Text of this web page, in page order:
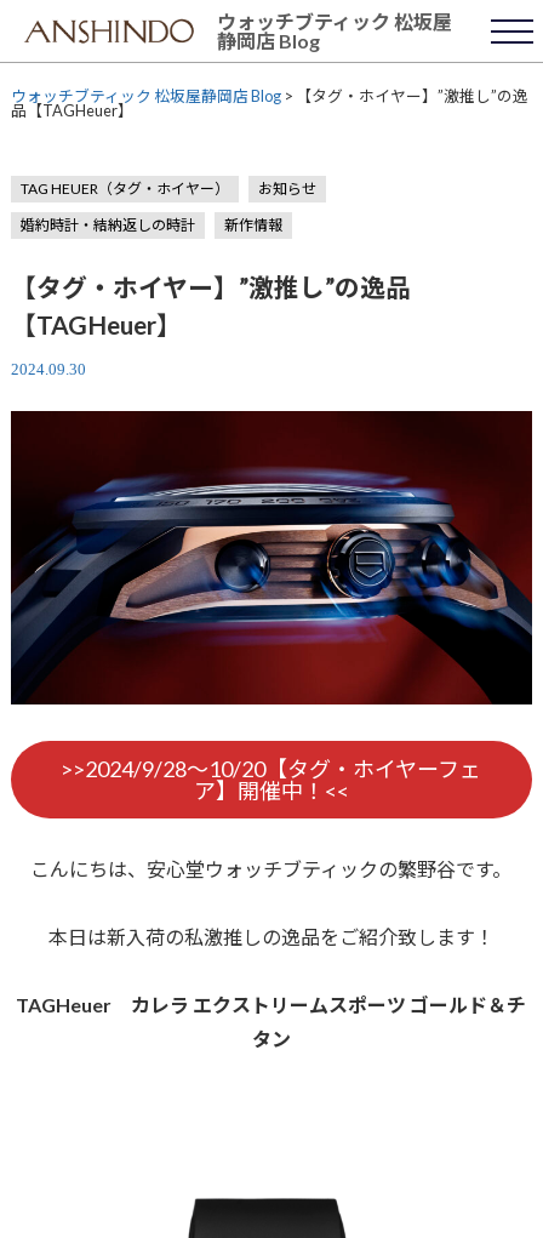
content
ウォッチブティック 松坂屋
静岡店 Blog
ウォッチブティック 松坂屋静岡店 Blog> 【タグ・ホイヤー】”激推し”の逸
品【TAGHeuer】
TAG HEUER（タグ・ホイヤー）
お知らせ
婚約時計・結納返しの時計
新作情報
【タグ・ホイヤー】”激推し”の逸品
【TAGHeuer】
2024.09.30
>>2024/9/28～10/20【タグ・ホイヤーフェ
ア】開催中！<<
こんにちは、安心堂ウォッチブティックの繁野谷です。
本日は新入荷の私激推しの逸品をご紹介致します！
TAGHeuer カレラ エクストリームスポーツ ゴールド＆チ
タン